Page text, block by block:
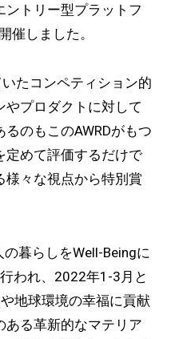
ントリー型プラットフ
催しました。
たコンペティション的
やプロダクトに対して
のもこのAWRDがもつ
定めて評価するだけで
様々な視点から特別賞
暮らしをWell-Beingに
われ、2022年1-3月と
地球環境の幸福に貢献
ある革新的なマテリア